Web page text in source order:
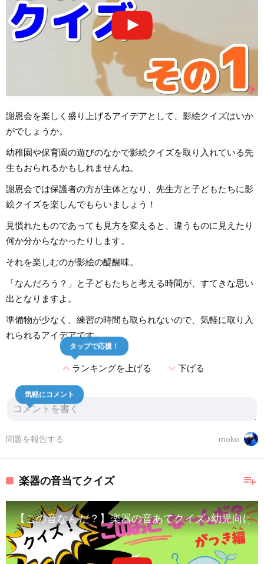
謝恩会を楽しく盛り上げるアイデアとして、影絵クイズはいか
がでしょうか。
幼稚園や保育園の遊びのなかで影絵クイズを取り入れている先
生もおられるかもしれませんね。
謝恩会では保護者の方が主体となり、先生方と子どもたちに影
絵クイズを楽しんでもらいましょう！
見慣れたものであっても見方を変えると、違うものに見えたり
何か分からなかったりします。
それを楽しむのが影絵の醍醐味。
「なんだろう？」と子どもたちと考える時間が、すてきな思い
出となりますよ。
準備物が少なく、練習の時間も取られないので、気軽に取り入
れられるアイデアです。
expand_lessランキングを上げる
タップで応援！
expand_more下げる
気軽にコメント
moko
問題を報告する
playlist_add
楽器の音当てクイズ
【この音なんだ？】楽器の音あてクイズ♪幼児向け